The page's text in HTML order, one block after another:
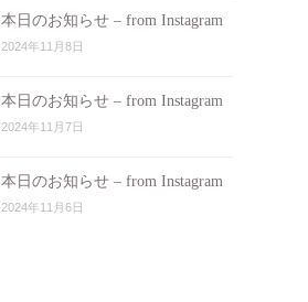
本日のお知らせ – from Instagram
2024年11月8日
本日のお知らせ – from Instagram
2024年11月7日
本日のお知らせ – from Instagram
2024年11月6日